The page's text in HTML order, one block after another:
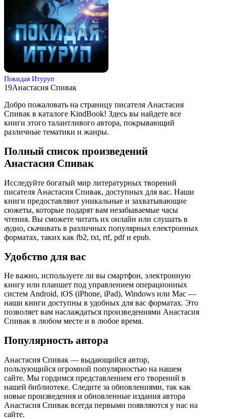
Покидая Итуруп
19Анастасия Спивак
Добро пожаловать на страницу писателя Анастасия
Спивак в каталоге KindBook! Здесь вы найдете все
книги этого талантливого автора, покрывающий
различные тематики и жанры.
Полный список произведений
Анастасия Спивак
Исследуйте богатый мир литературных творений
писателя Анастасия Спивак, доступных для вас. Наши
книги предоставляют уникальные и захватывающие
сюжеты, которые подарят вам незабываемые часы
чтения. Вы сможете читать их онлайн или слушать в
аудио, скачивать в различных популярных електронных
форматах, таких как fb2, txt, rtf, pdf и epub.
Удобство для вас
Не важно, используете ли вы смартфон, электронную
книгу или планшет под управлением операционных
систем Android, iOS (iPhone, iPad), Windows или Mac —
наши книги доступны в удобных для вас форматах. Это
позволяет вам наслаждаться произведениями Анастасия
Спивак в любом месте и в любое время.
Популярность автора
Анастасия Спивак — выдающийся автор,
пользующийся огромной популярностью на нашем
сайте. Мы гордимся представлением его творений в
нашей библиотеке. Следите за обновлениями, так как
новые произведения и обновленные издания автора
Анастасия Спивак всегда первыми появляются у нас на
сайте.